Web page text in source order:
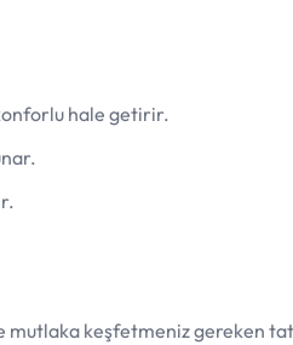
hale getirir.
mutlaka keşfetmeniz gereken